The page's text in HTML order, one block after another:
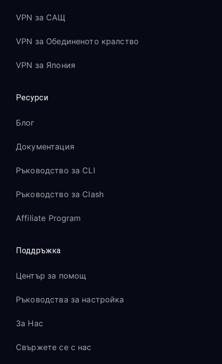
VPN за САЩ
VPN за Обединеното кралство
VPN за Япония
Ресурси
Блог
Документация
Ръководство за CLI
Ръководство за Clash
Affiliate Program
Поддръжка
Център за помощ
Ръководства за настройка
За Нас
Свържете се с нас